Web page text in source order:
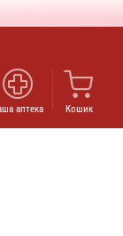
аптека Кошик